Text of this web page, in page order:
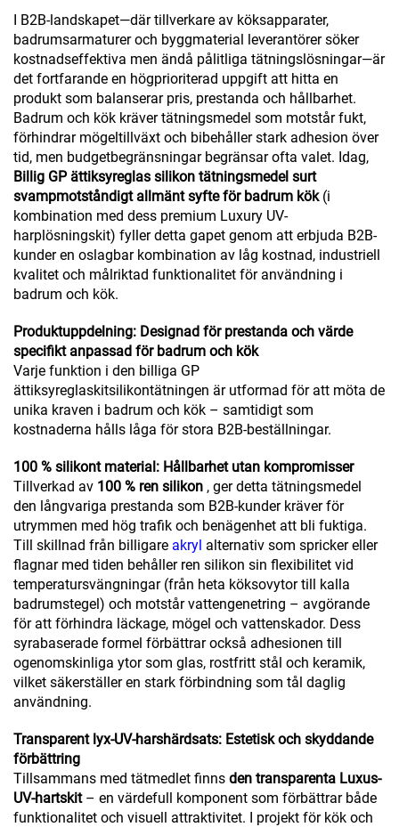
I B2B-landskapet—där tillverkare av köksapparater,
badrumsarmaturer och byggmaterial leverantörer söker
kostnadseffektiva men ändå pålitliga tätningslösningar—är
det fortfarande en högprioriterad uppgift att hitta en
produkt som balanserar pris, prestanda och hållbarhet.
Badrum och kök kräver tätningsmedel som motstår fukt,
förhindrar mögeltillväxt och bibehåller stark adhesion över
tid, men budgetbegränsningar begränsar ofta valet. Idag,
Billig GP ättiksyreglas silikon tätningsmedel surt
svampmotståndigt allmänt syfte för badrum kök (i
kombination med dess premium Luxury UV-
harplösningskit) fyller detta gapet genom att erbjuda B2B-
kunder en oslagbar kombination av låg kostnad, industriell
kvalitet och målriktad funktionalitet för användning i
badrum och kök.
Produktuppdelning: Designad för prestanda och värde
specifikt anpassad för badrum och kök
Varje funktion i den billiga GP
ättiksyreglaskitsilikontätningen är utformad för att möta de
unika kraven i badrum och kök – samtidigt som
kostnaderna hålls låga för stora B2B-beställningar.
100 % silikont material: Hållbarhet utan kompromisser
Tillverkad av 100 % ren silikon , ger detta tätningsmedel
den långvariga prestanda som B2B-kunder kräver för
utrymmen med hög trafik och benägenhet att bli fuktiga.
Till skillnad från billigare akryl alternativ som spricker eller
flagnar med tiden behåller ren silikon sin flexibilitet vid
temperatursvängningar (från heta köksovytor till kalla
badrumstegel) och motstår vattengenetring – avgörande
för att förhindra läckage, mögel och vattenskador. Dess
syrabaserade formel förbättrar också adhesionen till
ogenomskinliga ytor som glas, rostfritt stål och keramik,
vilket säkerställer en stark förbindning som tål daglig
användning.
Transparent lyx-UV-harshärdsats: Estetisk och skyddande
förbättring
Tillsammans med tätmedlet finns den transparenta Luxus-
UV-hartskit – en värdefull komponent som förbättrar både
funktionalitet och visuell attraktivitet. I projekt för kök och